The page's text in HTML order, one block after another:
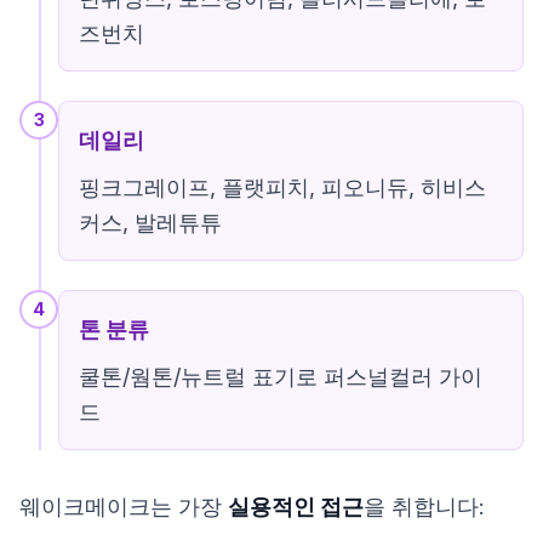
즈번치
3
데일리
핑크그레이프, 플랫피치, 피오니듀, 히비스
커스, 발레튜튜
4
톤 분류
쿨톤/웜톤/뉴트럴 표기로 퍼스널컬러 가이
드
웨이크메이크는 가장 실용적인 접근을 취합니다: